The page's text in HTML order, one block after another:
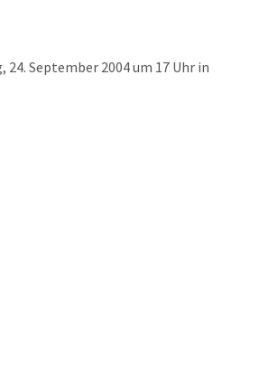
September 2004 um 17 Uhr in